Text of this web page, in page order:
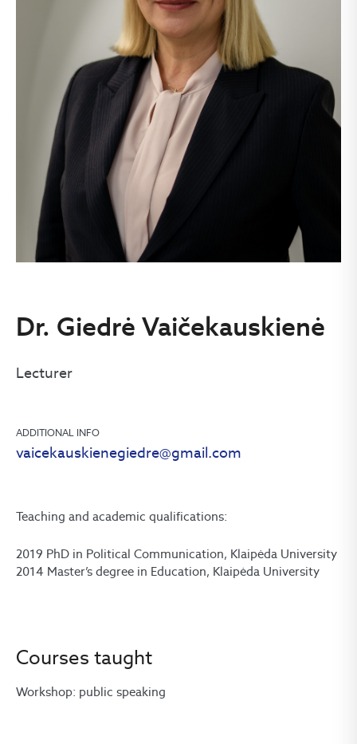
Dr. Giedrė Vaičekauskienė
Lecturer
ADDITIONAL INFO
vaicekauskienegiedre@gmail.com
Teaching and academic qualifications:
2019 PhD in Political Communication, Klaipėda University
2014 Master’s degree in Education, Klaipėda University
Courses taught
Workshop: public speaking